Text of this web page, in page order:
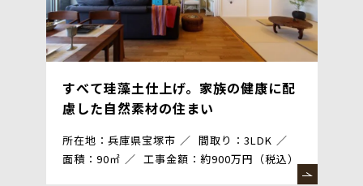
すべて珪藻土仕上げ。家族の健康に配
慮した自然素材の住まい
所在地：兵庫県宝塚市
間取り：3LDK
面積：90㎡
工事金額：約900万円（税込）